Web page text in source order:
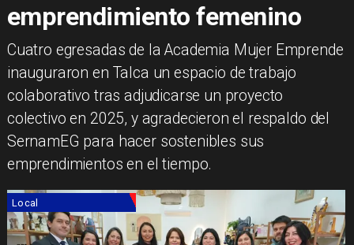
emprendimiento femenino
​Cuatro egresadas de la Academia Mujer Emprende
inauguraron en Talca un espacio de trabajo
colaborativo tras adjudicarse un proyecto
colectivo en 2025, y agradecieron el respaldo del
SernamEG para hacer sostenibles sus
emprendimientos en el tiempo.
Local